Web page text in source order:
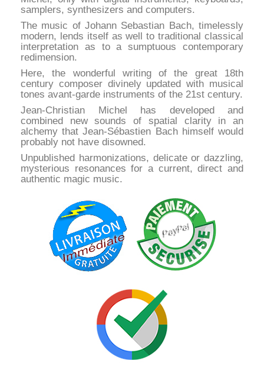
samplers, synthesizers and computers.
The music of Johann Sebastian Bach, timelessly
modern, lends itself as well to traditional classical
interpretation as to a sumptuous contemporary
redimension.
Here, the wonderful writing of the great 18th
century composer divinely updated with musical
tones avant-garde instruments of the 21st century.
Jean-Christian Michel has developed and
combined new sounds of spatial clarity in an
alchemy that Jean-Sébastien Bach himself would
probably not have disowned.
Unpublished harmonizations, delicate or dazzling,
mysterious resonances for a current, direct and
authentic magic music.